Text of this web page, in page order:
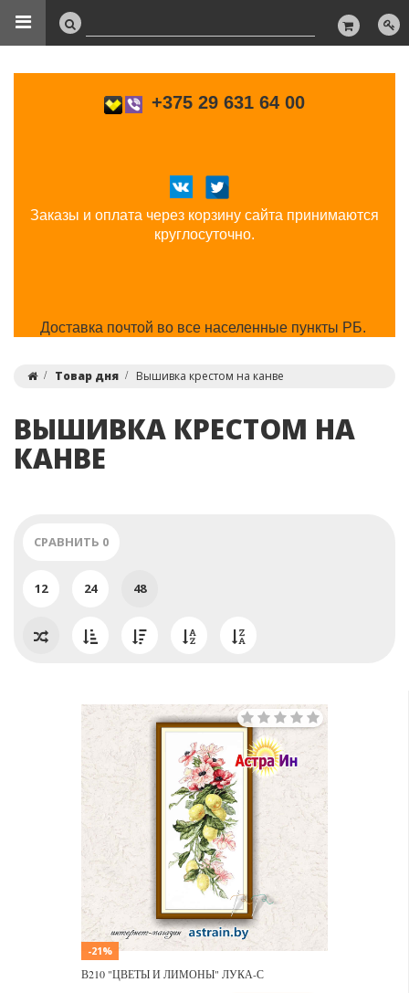
+375 29 631 64 00
Заказы и оплата через корзину сайта принимаются
круглосуточно.
Доставка почтой во все населенные пункты РБ.
Товар дня Вышивка крестом на канве
ВЫШИВКА КРЕСТОМ НА
КАНВЕ
СРАВНИТЬ 0
12 24 48
-21%
В210 "ЦВЕТЫ И ЛИМОНЫ" ЛУКА-С